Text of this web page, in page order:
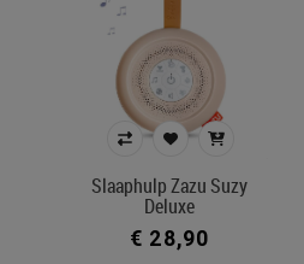
Slaaphulp Zazu Suzy
Deluxe
€ 28,90